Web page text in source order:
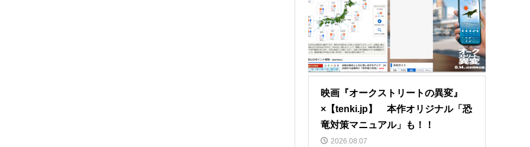
映画『オークストリートの異変』
×【tenki.jp】 本作オリジナル「恐
竜対策マニュアル」も！！
2026.08.07